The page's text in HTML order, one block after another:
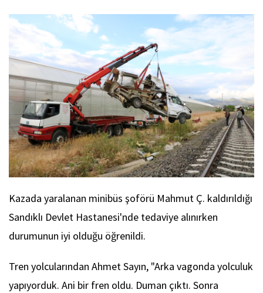
Kazada yaralanan minibüs şoförü Mahmut Ç. kaldırıldığı
Sandıklı Devlet Hastanesi'nde tedaviye alınırken
durumunun iyi olduğu öğrenildi.
Tren yolcularından Ahmet Sayın, "Arka vagonda yolculuk
yapıyorduk. Ani bir fren oldu. Duman çıktı. Sonra